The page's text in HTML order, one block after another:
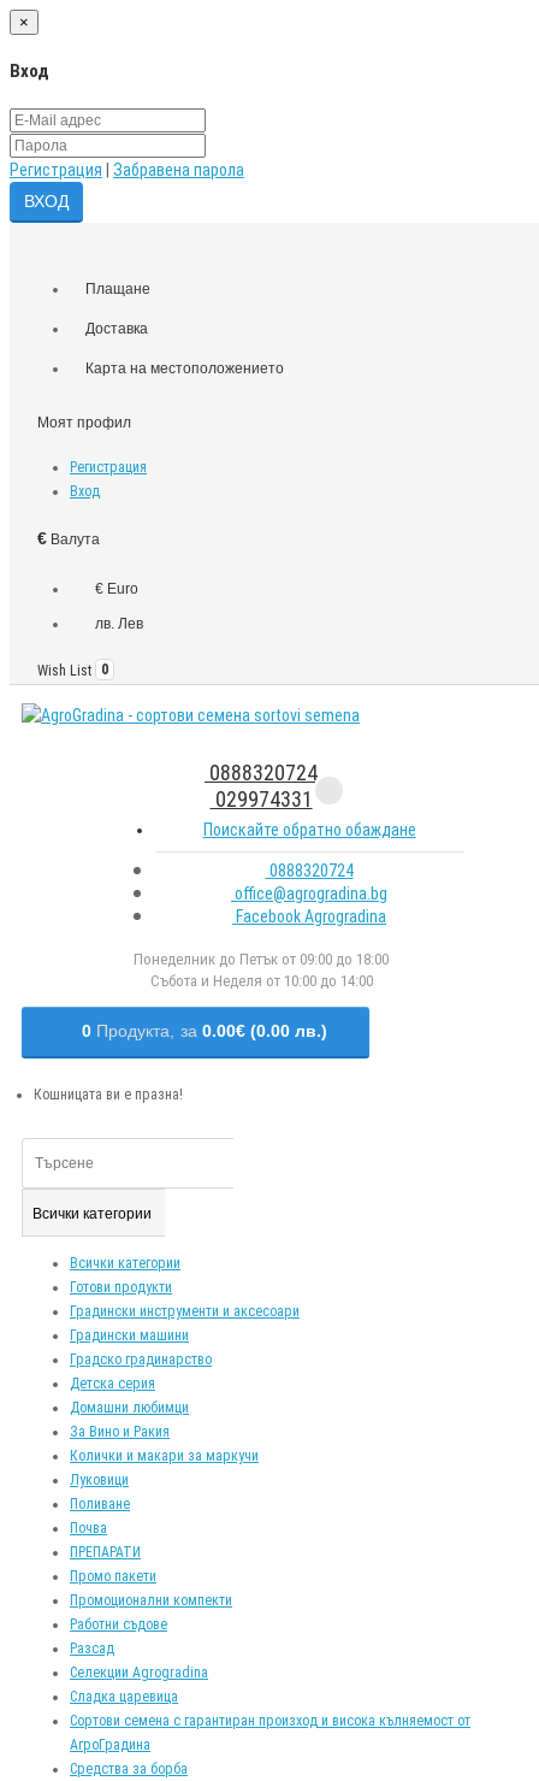
×
Вход
Регистрация Забравена парола
Плащане
Доставка
Карта на местоположението
Моят профил
Регистрация
Вход
€ Валута
€ Euro
лв. Лев
Wish List 0
0888320724
029974331
Поискайте обратно обаждане
0888320724
office@agrogradina.bg
Facebook Agrogradina
Понеделник до Петък от 09:00 до 18:00
Събота и Неделя от 10:00 до 14:00
0 Продукта, за 0.00€ (0.00 лв.)
Кошницата ви е празна!
Всички категории
Всички категории
Готови продукти
Градински инструменти и аксесоари
Градински машини
Градско градинарство
Детска серия
Домашни любимци
За Вино и Ракия
Колички и макари за маркучи
Луковици
Поливане
Почва
ПРЕПАРАТИ
Промо пакети
Промоционални компекти
Работни съдове
Разсад
Селекции Agrogradina
Сладка царевица
Сортови семена с гарантиран произход и висока кълняемост от
АгроГрадина
Средства за борба